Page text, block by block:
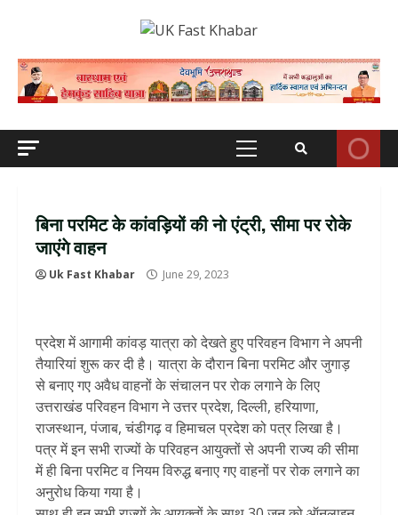
Primary
बिना परमिट के कांवड़ियों की नो एंट्री, सीमा पर रोके
जाएंगे वाहन
Uk Fast Khabar June 29, 2023
प्रदेश में आगामी कांवड़ यात्रा को देखते हुए परिवहन विभाग ने अपनी
तैयारियां शुरू कर दी है। यात्रा के दौरान बिना परमिट और जुगाड़
से बनाए गए अवैध वाहनों के संचालन पर रोक लगाने के लिए
उत्तराखंड परिवहन विभाग ने उत्तर प्रदेश, दिल्ली, हरियाणा,
राजस्थान, पंजाब, चंडीगढ़ व हिमाचल प्रदेश को पत्र लिखा है।
पत्र में इन सभी राज्यों के परिवहन आयुक्तों से अपनी राज्य की सीमा
में ही बिना परमिट व नियम विरुद्ध बनाए गए वाहनों पर रोक लगाने का
अनुरोध किया गया है।